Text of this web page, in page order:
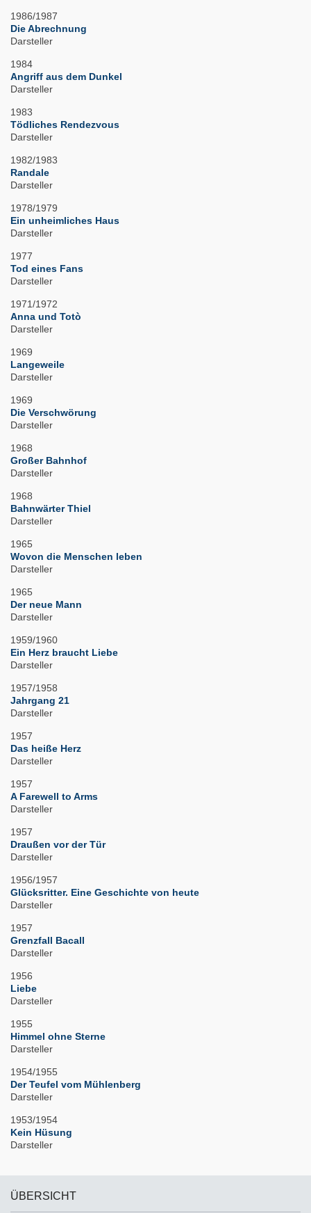
1986/1987
Die Abrechnung
Darsteller
1984
Angriff aus dem Dunkel
Darsteller
1983
Tödliches Rendezvous
Darsteller
1982/1983
Randale
Darsteller
1978/1979
Ein unheimliches Haus
Darsteller
1977
Tod eines Fans
Darsteller
1971/1972
Anna und Totò
Darsteller
1969
Langeweile
Darsteller
1969
Die Verschwörung
Darsteller
1968
Großer Bahnhof
Darsteller
1968
Bahnwärter Thiel
Darsteller
1965
Wovon die Menschen leben
Darsteller
1965
Der neue Mann
Darsteller
1959/1960
Ein Herz braucht Liebe
Darsteller
1957/1958
Jahrgang 21
Darsteller
1957
Das heiße Herz
Darsteller
1957
A Farewell to Arms
Darsteller
1957
Draußen vor der Tür
Darsteller
1956/1957
Glücksritter. Eine Geschichte von heute
Darsteller
1957
Grenzfall Bacall
Darsteller
1956
Liebe
Darsteller
1955
Himmel ohne Sterne
Darsteller
1954/1955
Der Teufel vom Mühlenberg
Darsteller
1953/1954
Kein Hüsung
Darsteller
ÜBERSICHT